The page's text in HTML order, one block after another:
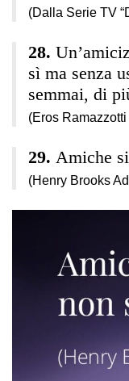
(Dalla Serie TV
sì ma senza
semmai, di
(Eros
Amiche
(Henry Brooks